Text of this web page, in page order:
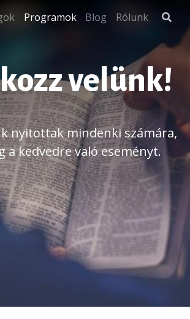
Programok Blog Rólunk
velünk!
nyitottak mindenki számára,
a kedvedre való eseményt.